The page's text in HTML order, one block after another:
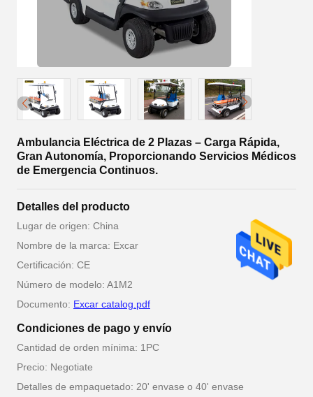
Ambulancia Eléctrica de 2 Plazas – Carga Rápida,
Gran Autonomía, Proporcionando Servicios Médicos
de Emergencia Continuos.
Detalles del producto
Lugar de origen: China
Nombre de la marca: Excar
Certificación: CE
Número de modelo: A1M2
Documento: Excar catalog.pdf
Condiciones de pago y envío
Cantidad de orden mínima: 1PC
Precio: Negotiate
Detalles de empaquetado: 20' envase o 40' envase